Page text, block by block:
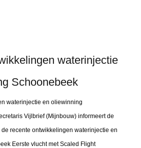
waterinjectie
Schoonebeek
waterinjectie en oliewinning
Vijlbrief (Mijnbouw) informeert de
recente ontwikkelingen waterinjectie en
Eerste vlucht met Scaled Flight